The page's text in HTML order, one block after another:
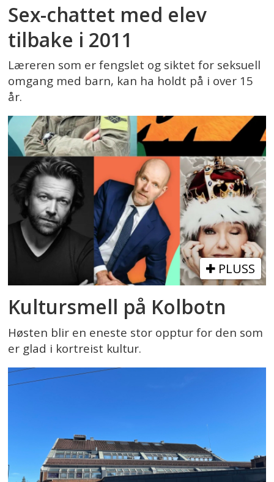
Sex-chattet med elev
tilbake i 2011
Læreren som er fengslet og siktet for seksuell
omgang med barn, kan ha holdt på i over 15
år.
PLUSS
Kultursmell på Kolbotn
Høsten blir en eneste stor opptur for den som
er glad i kortreist kultur.